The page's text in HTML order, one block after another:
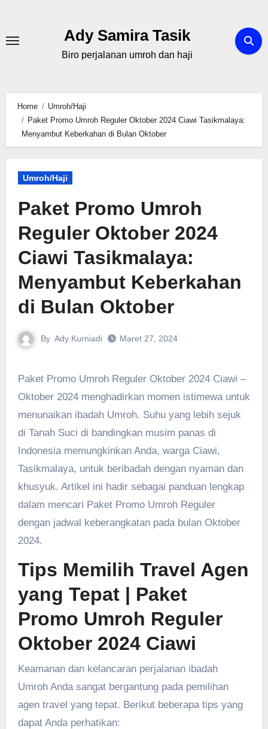
content
Ady Samira Tasik
Biro perjalanan umroh dan haji
Home
Umroh/Haji
Paket Promo Umroh Reguler Oktober 2024 Ciawi Tasikmalaya:
Menyambut Keberkahan di Bulan Oktober
Umroh/Haji
Paket Promo Umroh
Reguler Oktober 2024
Ciawi Tasikmalaya:
Menyambut Keberkahan
di Bulan Oktober
By Ady Kurniadi Maret 27, 2024
Paket Promo Umroh Reguler Oktober 2024 Ciawi –
Oktober 2024 menghadirkan momen istimewa untuk
menunaikan ibadah Umroh. Suhu yang lebih sejuk
di Tanah Suci di bandingkan musim panas di
Indonesia memungkinkan Anda, warga Ciawi,
Tasikmalaya, untuk beribadah dengan nyaman dan
khusyuk. Artikel ini hadir sebagai panduan lengkap
dalam mencari Paket Promo Umroh Reguler
dengan jadwal keberangkatan pada bulan Oktober
2024.
Tips Memilih Travel Agen
yang Tepat| Paket
Promo Umroh Reguler
Oktober 2024 Ciawi
Keamanan dan kelancaran perjalanan ibadah
Umroh Anda sangat bergantung pada pemilihan
agen travel yang tepat. Berikut beberapa tips yang
dapat Anda perhatikan: